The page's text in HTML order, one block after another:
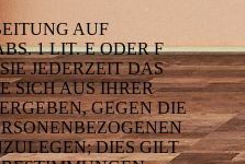
AUF
1 LIT. E ODER F
JEDERZEIT DAS
SICH AUS IHRER
GEGEN DIE
DIES GILT